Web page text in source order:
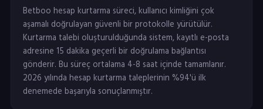
Betboo hesap kurtarma süreci, kullanıcı kimliğini çok
aşamalı doğrulayan güvenli bir protokolle yürütülür.
Kurtarma talebi oluşturulduğunda sistem, kayıtlı e-posta
adresine 15 dakika geçerli bir doğrulama bağlantısı
gönderir. Bu süreç ortalama 4-8 saat içinde tamamlanır.
2026 yılında hesap kurtarma taleplerinin %94'ü ilk
denemede başarıyla sonuçlanmıştır.